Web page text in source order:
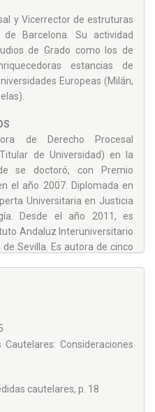
y Vicerrector de estruturas
Barcelona. Su actividad
de Grado como los de
estancias de
Europeas (Milán,
de Derecho Procesal
de Universidad) en la
se doctoró, con Premio
el año 2007. Diplomada en
Universitaria en Justicia
Desde el año 2011, es
Andaluz Interuniversitario
Sevilla. Es autora de cinco
en revistas europeas y
parte de su investigación
e Processuale Penale de
Facultades de Derecho de
Institut für ausländisches
Freiburg i. Breisgau. Su
especialmente, en
Penal.
Consideraciones
cautelares, p. 18